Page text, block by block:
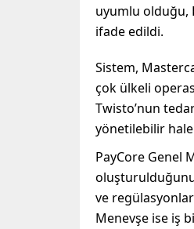
uyumlu olduğu,
ifade edildi.
Sistem,
çok ülkeli
Twisto’nun
yönetilebilir hale
PayCore Genel
ve
Menevşe ise iş